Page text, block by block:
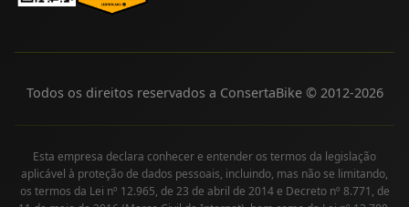
Todos os direitos reservados a ConsertaBike © 2012-2026
Esta empresa declara conhecer e entender os termos da legislação
aplicável à proteção de dados pessoais, incluindo, mas não se limitando,
os termos da Lei nº 12.965, de 23 de abril de 2014 e Decreto nº 8.771, de